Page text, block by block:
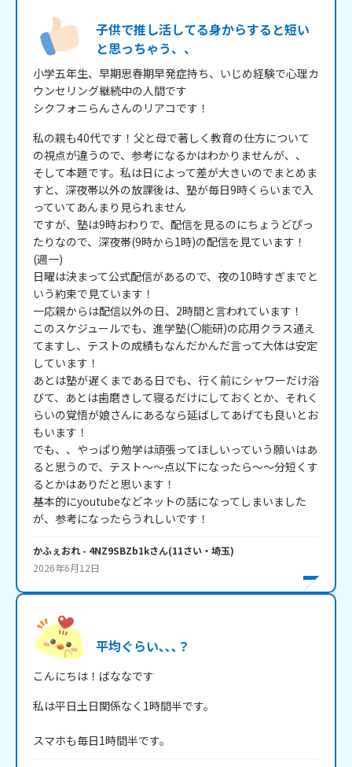
子供で推し活してる身からすると短い
と思っちゃう、、
小学五年生、早期思春期早発症持ち、いじめ経験で心理カ
ウンセリング継続中の人間です
シクフォニらんさんのリアコです！
私の親も40代です！父と母で著しく教育の仕方について
の視点が違うので、参考になるかはわかりませんが、、
そして本題です。私は日によって差が大きいのでまとめま
すと、深夜帯以外の放課後は、塾が毎日9時くらいまで入
っていてあんまり見られません
ですが、塾は9時おわりで、配信を見るのにちょうどぴっ
たりなので、深夜帯(9時から1時)の配信を見ています！
(週一)
日曜は決まって公式配信があるので、夜の10時すぎまでと
いう約束で見ています！
一応親からは配信以外の日、2時間と言われています！
このスケジュールでも、進学塾(〇能研)の応用クラス通え
てますし、テストの成績もなんだかんだ言って大体は安定
しています！
あとは塾が遅くまである日でも、行く前にシャワーだけ浴
びて、あとは歯磨きして寝るだけにしておくとか、それく
らいの覚悟が娘さんにあるなら延ばしてあげても良いとお
もいます！
でも、、やっぱり勉学は頑張ってほしいっていう願いはあ
ると思うので、テスト～～点以下になったら～～分短くす
るとかはありだと思います！
基本的にyoutubeなどネットの話になってしまいました
が、参考になったらうれしいです！
かふぇおれ- 4NZ9SBZb1kさん(11さい・ 埼玉)
2026年6月12日
平均ぐらい､､､？
こんにちは！ばななです
私は平日土日関係なく1時間半です。
スマホも毎日1時間半です。